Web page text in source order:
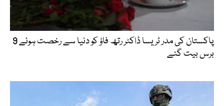
پاکستان کی مدر ٹریسا ڈاکٹر رتھ فاؤ کو دنیا سے رخصت ہوئے 9
برس بیت گئے